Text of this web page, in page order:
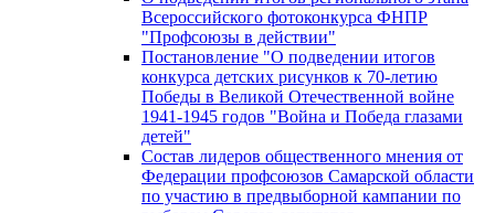
Всероссийского фотоконкурса ФНПР
"Профсоюзы в действии"
Постановление "О подведении итогов
конкурса детских рисунков к 70-летию
Победы в Великой Отечественной войне
1941-1945 годов "Война и Победа глазами
детей"
Состав лидеров общественного мнения от
Федерации профсоюзов Самарской области
по участию в предвыборной кампании по